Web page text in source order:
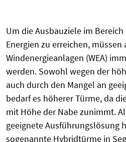
Um die Ausbauziele im
Energien zu erreichen, müssen
Windenergieanlagen (WEA)
werden. Sowohl wegen der
auch durch den Mangel an
bedarf es höherer Türme, da
mit Höhe der Nabe zunimmt.
geeignete Ausführungslösung
sogenannte Hybridtürme in